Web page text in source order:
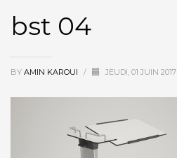
bst 04
BY AMIN KAROUI / JEUDI, 01 JUIN 2017